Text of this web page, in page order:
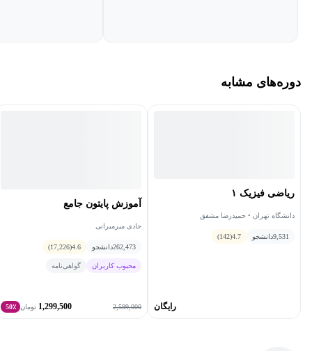
حرکت دایره‌ای که در مورد قوانین نیوتن، حرکت دایره‌ای و نیروی
گرانشی استبوده در دوره آموزش فیزیک 3 گفته خواهد شد. فیزیک اتمی
و فیزیک هسته‌ای دو مبحث دیگر کتاب فیزیک 3 هستند که در مورد
دوره‌های مشابه
ریاضی فیزیک ١
دانشگاه تهران • حمیدرضا مشفق
9,531دانشجو 4.7
(142)
رایگان
آموزش پایتون جامع
جادی میرمیرانی
262,473دانشجو 4.6
(17,226)
محبوب کاربران گواهی‌نامه
2,599,000
1,299,500 تومان 50٪